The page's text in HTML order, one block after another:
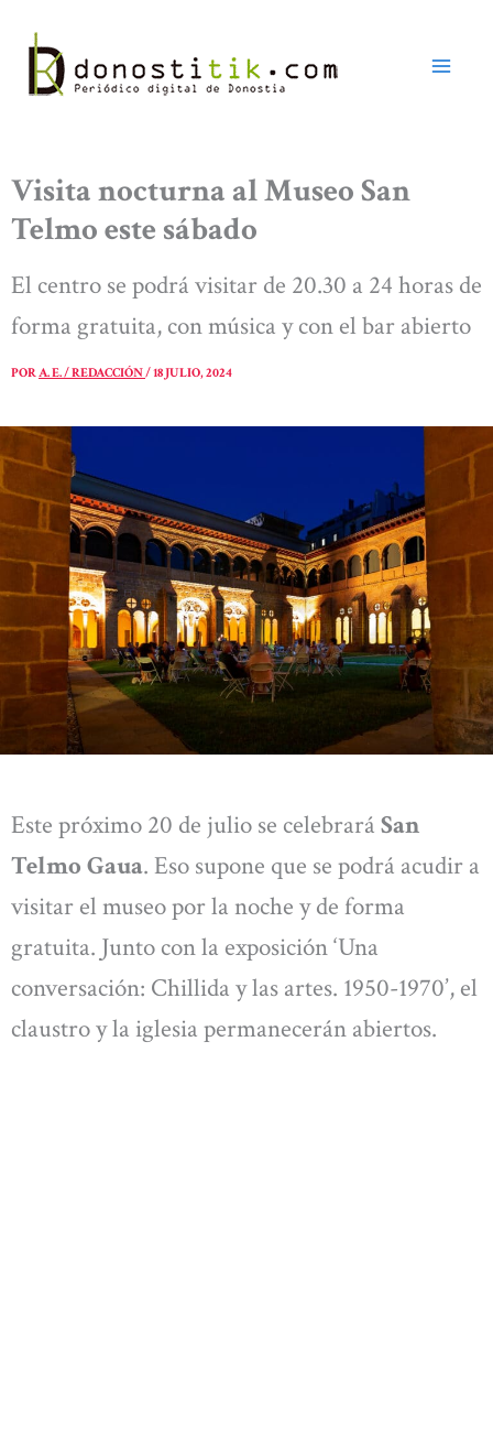
contenido
Visita nocturna al Museo San
Telmo este sábado
El centro se podrá visitar de 20.30 a 24 horas de
forma gratuita, con música y con el bar abierto
PORA. E. / REDACCIÓN/18 JULIO, 2024
Este próximo 20 de julio se celebrará San
Telmo Gaua. Eso supone que se podrá acudir a
visitar el museo por la noche y de forma
gratuita. Junto con la exposición ‘Una
conversación: Chillida y las artes. 1950-1970’, el
claustro y la iglesia permanecerán abiertos.